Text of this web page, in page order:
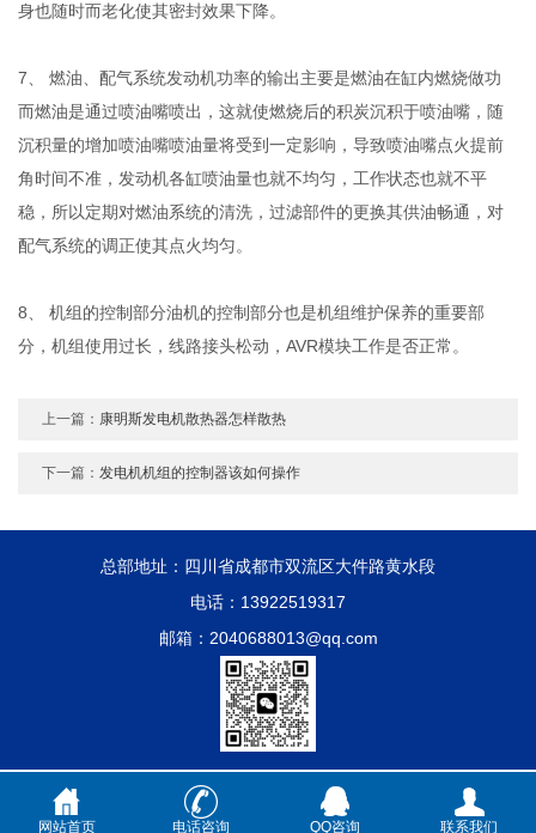
身也随时而老化使其密封效果下降。
7、 燃油、配气系统发动机功率的输出主要是燃油在缸内燃烧做功
而燃油是通过喷油嘴喷出，这就使燃烧后的积炭沉积于喷油嘴，随
沉积量的增加喷油嘴喷油量将受到一定影响，导致喷油嘴点火提前
角时间不准，发动机各缸喷油量也就不均匀，工作状态也就不平
稳，所以定期对燃油系统的清洗，过滤部件的更换其供油畅通，对
配气系统的调正使其点火均匀。
8、 机组的控制部分油机的控制部分也是机组维护保养的重要部
分，机组使用过长，线路接头松动，AVR模块工作是否正常。
上一篇： 康明斯发电机散热器怎样散热
下一篇：发电机机组的控制器该如何操作
总部地址：四川省成都市双流区大件路黄水段
电话：13922519317
邮箱：2040688013@qq.com
Copyright © 2002-2020 展耀机电设备有限公司 版权所有
粤ICP备
网站首页 电话咨询 QQ咨询 联系我们